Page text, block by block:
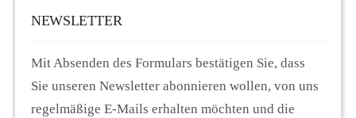
NEWSLETTER
Mit Absenden des Formulars bestätigen Sie, dass
Sie unseren Newsletter abonnieren wollen, von uns
regelmäßige E-Mails erhalten möchten und die